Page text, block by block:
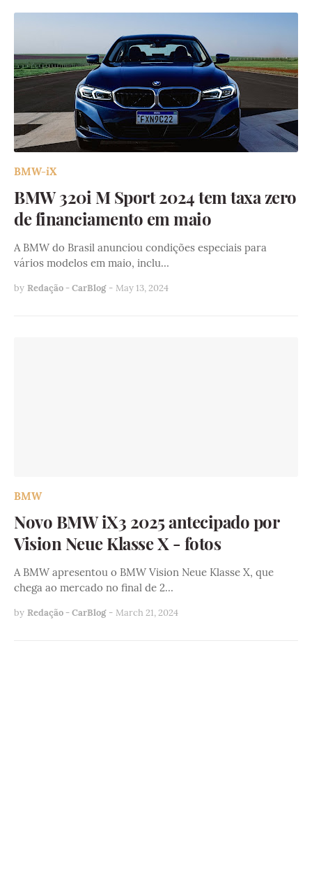
BMW-iX
BMW 320i M Sport 2024 tem taxa zero
de financiamento em maio
A BMW do Brasil anunciou condições especiais para
vários modelos em maio, inclu…
by Redação - CarBlog - May 13, 2024
BMW
Novo BMW iX3 2025 antecipado por
Vision Neue Klasse X - fotos
A BMW apresentou o BMW Vision Neue Klasse X, que
chega ao mercado no final de 2…
by Redação - CarBlog - March 21, 2024